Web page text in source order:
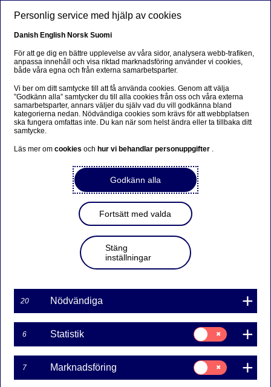
Banker och Polisen i
gemensam insats mot
bedrägerier
Pressmeddelande | 2018-05-14 09:00
Som ett led i vågen av telefonbedrägerier
genomför nu Polismyndigheten tillsammans med
Swedbank, Nordea och SEB en gemensam
informationsinsats för att öka medvetenheten hos
bankkunderna. Dessutom intensifieras samarbetet
kring säkerhetslösningar.
Samhället digitaliseras i snabb takt. Numera kan
mobilen, något bankkunderna uppskattar. Men i takt
med digitaliseringen förändras också brottsligheten.
– Internet är ett verktyg i princip alla bedrägerier som
sker i dag. Det totala antalet anmälda bedrägeribrott har
fördubblats på några år och ligger i dag på över
200 000 per år. Alla myndigheter och organisationer
Personlig service med hjälp av cookies
Danish English Norsk Suomi
För att ge dig en bättre upplevelse av våra sidor, analysera webb-trafiken,
anpassa innehåll och visa riktad marknadsföring använder vi cookies,
både våra egna och från externa samarbetsparter.
Vi ber om ditt samtycke till att få använda cookies. Genom att välja
”Godkänn alla” samtycker du till alla cookies från oss och våra externa
samarbetsparter, annars väljer du själv vad du vill godkänna bland
kategorierna nedan. Nödvändiga cookies som krävs för att webbplatsen
ska fungera omfattas inte. Du kan när som helst ändra eller ta tillbaka ditt
samtycke.
Läs mer omcookiesoch hur vi behandlar personuppgifter .
Godkänn alla
Fortsätt med valda
Stäng
inställningar
20 Nödvändiga
6 Statistik
Samtycke
för:
Statistik
7 Marknadsföring
Samtycke
för:
Marknadsföring